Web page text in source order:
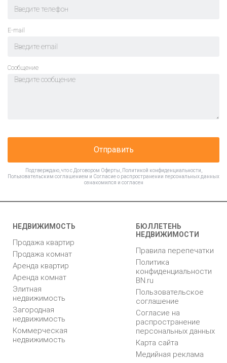
E-mail
Cообщение
Отправить
Подтверждаю, что с Договором Оферты Политикой конфиденциальности
Пользовательским соглашением и Согласие о распространении персональных данных
ознакомился и согласен
НЕДВИЖИМОСТЬ
Продажа квартир
Продажа комнат
Аренда квартир
Аренда комнат
Элитная
недвижимость
Загородная
недвижимость
Коммерческая
недвижимость
БЮЛЛЕТЕНЬ
НЕДВИЖИМОСТИ
Правила перепечатки
Политика
конфиденциальности
BN.ru
Пользовательское
соглашение
Согласие на
распространение
персональных данных
Карта сайта
Медийная реклама